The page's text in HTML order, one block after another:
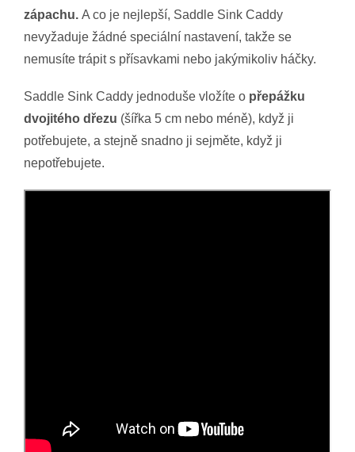
zápachu. A co je nejlepší, Saddle Sink Caddy
nevyžaduje žádné speciální nastavení, takže se
nemusíte trápit s přísavkami nebo jakýmikoliv háčky.
Saddle Sink Caddy jednoduše vložíte o přepážku
dvojitého dřezu (šířka 5 cm nebo méně), když ji
potřebujete, a stejně snadno ji sejměte, když ji
nepotřebujete.